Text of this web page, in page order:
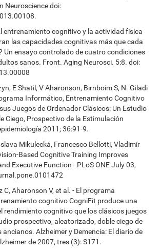
Neuroscience doi:
entrenamiento cognitivo y la actividad física
las capacidades cognitivas más que cada
Un ensayo controlado de cuatro condiciones
sanos. Front. Aging Neurosci. 5:8. doi:
E Shatil, V Aharonson, Birnboim S, N. Giladi
Informático, Entrenamiento Cognitivo
Juegos de Ordenador Clásicos: Un Estudio
Ciego, Prospectivo de la Estimulación
2011; 36:91-9.
Mikulecká, Francesco Bellotti, Vladimír
Based Cognitive Training Improves
Executive Function - PLoS ONE July 03,
C, Aharonson V, et al. - El programa
cognitivo CogniFit produce una
rendimiento cognitivo que los clásicos juegos
prospectivo, aleatorizado, doble ciego de
ancianos. Alzheimer y Demencia: El diario de
de 2007, tres (3): S171.